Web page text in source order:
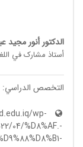
الدکتور أنور مجید
أستاذ مشارک في
التخصص الدراسي:
wp-
04/%D8%AF.-